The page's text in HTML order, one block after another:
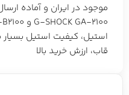
موجود در ایران و آماده
استیل، کیفیت استیل
قاب، ارزش خرید بالا